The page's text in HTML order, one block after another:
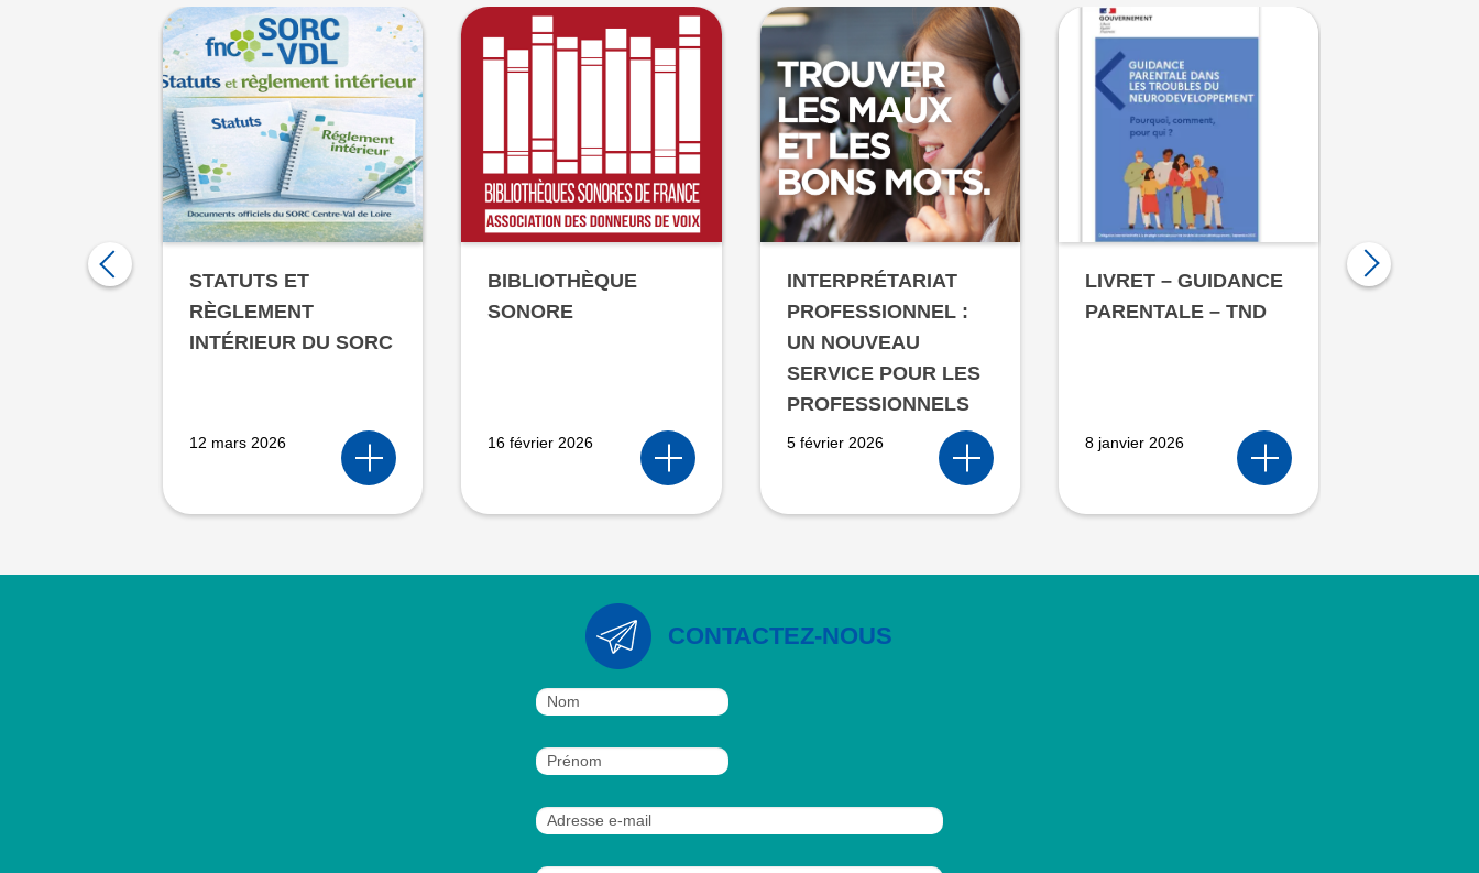
STATUTS ET
RÈGLEMENT
INTÉRIEUR DU SORC
12 mars 2026
BIBLIOTHÈQUE
SONORE
16 février 2026
INTERPRÉTARIAT
PROFESSIONNEL :
UN NOUVEAU
SERVICE POUR LES
PROFESSIONNELS
5 février 2026
LIVRET – GUIDANCE
PARENTALE – TND
8 janvier 2026
ACCÈS
CONTACTEZ-NOUS